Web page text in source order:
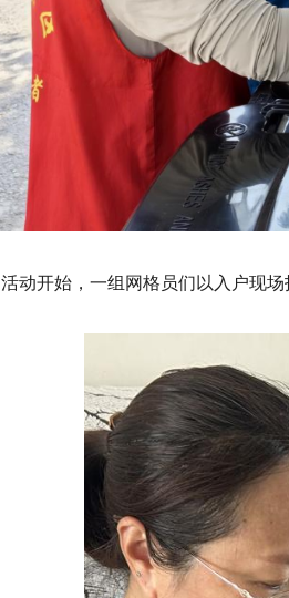
活动开始，一组网格员们以入户现